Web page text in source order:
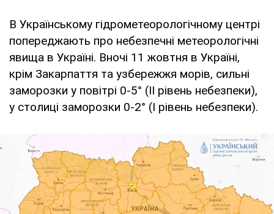
В Українському гідрометеорологічному центрі
попереджають про небезпечні метеорологічні
явища в Україні. Вночі 11 жовтня в Україні,
крім Закарпаття та узбережжя морів, сильні
заморозки у повітрі 0-5° (II рівень небезпеки),
у столиці заморозки 0-2° (I рівень небезпеки).